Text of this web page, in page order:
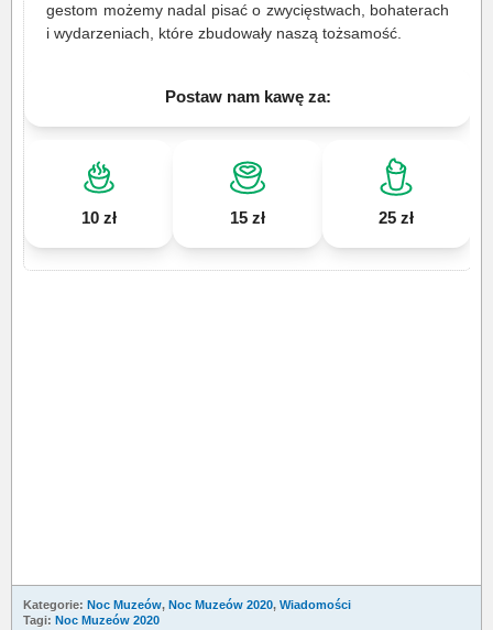
gestom możemy nadal pisać o zwycięstwach, bohaterach
i wydarzeniach, które zbudowały naszą tożsamość.
Postaw nam kawę za:
10 zł 15 zł 25 zł
Kategorie: Noc Muzeów, Noc Muzeów 2020, Wiadomości
Tagi: Noc Muzeów 2020